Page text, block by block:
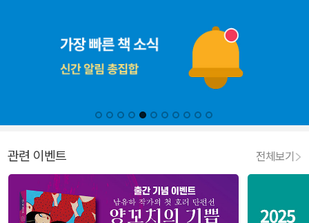
관련 이벤트 전체보기